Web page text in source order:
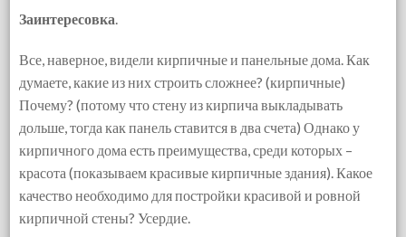
Заинтересовка
Все, наверное, видели кирпичные и панельные дома. Как
думаете, какие из них строить сложнее? (кирпичные)
Почему? (потому что стену из кирпича выкладывать
дольше, тогда как панель ставится в два счета) Однако у
кирпичного дома есть преимущества, среди которых –
красота (показываем красивые кирпичные здания). Какое
качество необходимо для постройки красивой и ровной
кирпичной стены? Усердие.